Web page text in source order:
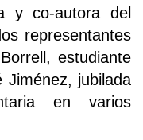
y co-autora del
representantes
estudiante
jubilada
en varios